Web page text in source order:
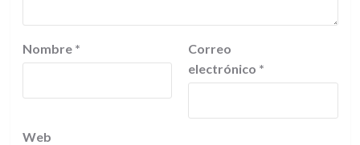
Nombre *
Correo
electrónico *
Web